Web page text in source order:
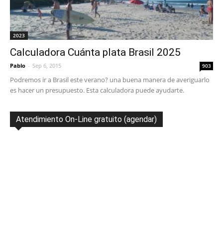
2023
Calculadora Cuánta plata Brasil 2025
Pablo - Sep 6, 2015 903
Podremos ir a Brasil este verano? una buena manera de averiguarlo
es hacer un presupuesto. Esta calculadora puede ayudarte.
Atendimiento On-Line gratuito (agendar)